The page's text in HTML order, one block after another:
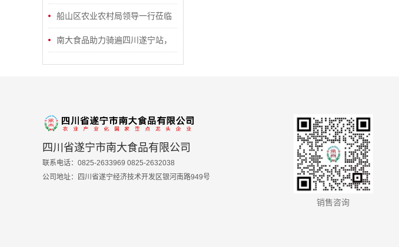
暖与关怀 ——爱心企业助力乡村文
化振兴，弘扬尊老敬老传统美德
振兴船山区农业农村局领导一行莅临
指导南大食品有限空间应急演练 筑
牢安全生产防线
南大食品助力骑遍四川遂宁站，
企业员工乐享“荷风骑迹”
四川省遂宁市南大食品有限公司
联系电话：0825-2633969 0825-2632038
公司地址：四川省遂宁经济技术开发区银河南路949号
销售咨询